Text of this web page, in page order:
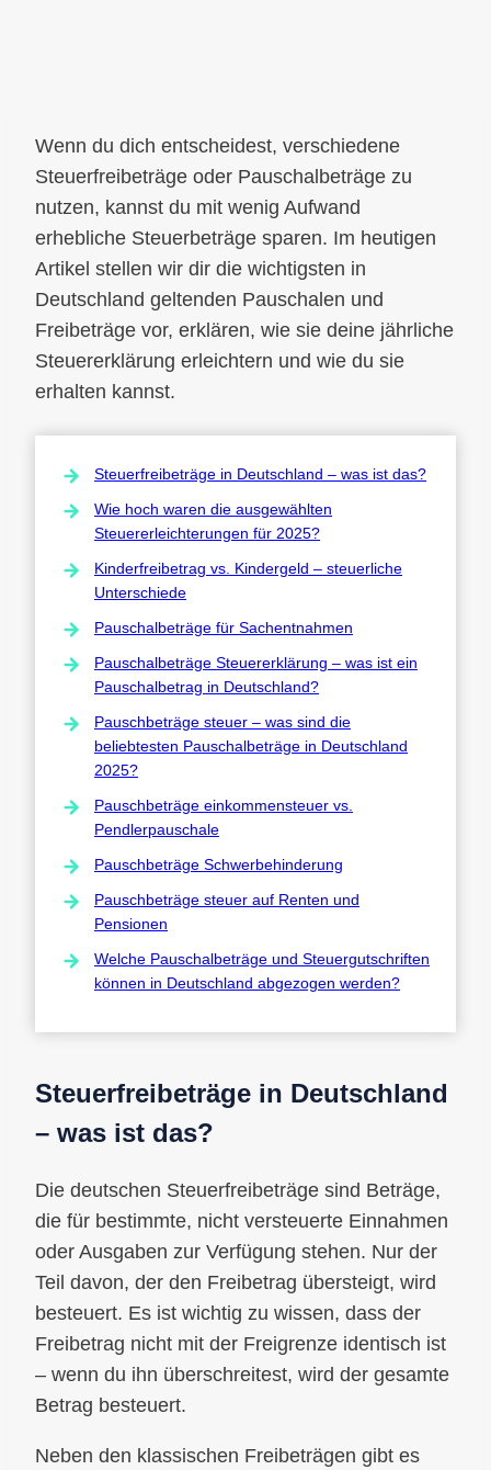
Wenn du dich entscheidest, verschiedene
Steuerfreibeträge oder Pauschalbeträge zu
nutzen, kannst du mit wenig Aufwand
erhebliche Steuerbeträge sparen. Im heutigen
Artikel stellen wir dir die wichtigsten in
Deutschland geltenden Pauschalen und
Freibeträge vor, erklären, wie sie deine jährliche
Steuererklärung erleichtern und wie du sie
erhalten kannst.
Steuerfreibeträge in Deutschland – was ist das?
Wie hoch waren die ausgewählten
Steuererleichterungen für 2025?
Kinderfreibetrag vs. Kindergeld – steuerliche
Unterschiede
Pauschalbeträge für Sachentnahmen
Pauschalbeträge Steuererklärung – was ist ein
Pauschalbetrag in Deutschland?
Pauschbeträge steuer – was sind die
beliebtesten Pauschalbeträge in Deutschland
2025?
Pauschbeträge einkommensteuer vs.
Pendlerpauschale
Pauschbeträge Schwerbehinderung
Pauschbeträge steuer auf Renten und
Pensionen
Welche Pauschalbeträge und Steuergutschriften
können in Deutschland abgezogen werden?
Steuerfreibeträge in Deutschland
– was ist das?
Die deutschen Steuerfreibeträge sind Beträge,
die für bestimmte, nicht versteuerte Einnahmen
oder Ausgaben zur Verfügung stehen. Nur der
Teil davon, der den Freibetrag übersteigt, wird
besteuert. Es ist wichtig zu wissen, dass der
Freibetrag nicht mit der Freigrenze identisch ist
– wenn du ihn überschreitest, wird der gesamte
Betrag besteuert.
Neben den klassischen Freibeträgen gibt es